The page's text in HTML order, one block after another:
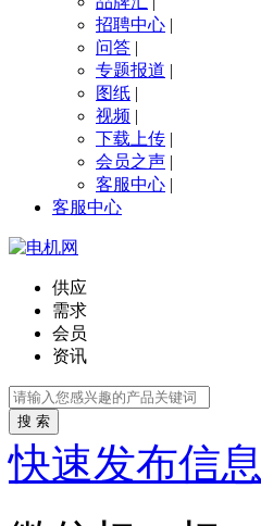
招聘中心 |
问答 |
专题报道 |
图纸 |
视频 |
下载上传 |
会员之声 |
客服中心 |
客服中心
供应
需求
会员
资讯
搜 索
快速发布信息